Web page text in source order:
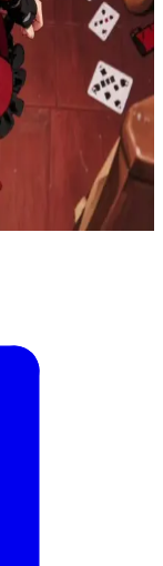
绝遵循仙境那些残
然闯入了她的秘
地。\n她正在筹划
可以信任的人。
牌王国分崩离析之